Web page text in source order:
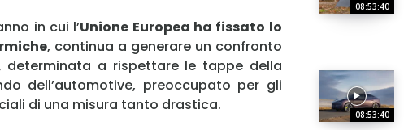
in cui l’Unione Europea ha fissato lo
, continua a generare un confronto
determinata a rispettare le tappe della
dell’automotive, preoccupato per gli
di una misura tanto drastica.
08:53:40
08:53:40